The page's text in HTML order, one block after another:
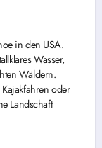
in den USA.
Wasser,
Wäldern.
oder
Landschaft